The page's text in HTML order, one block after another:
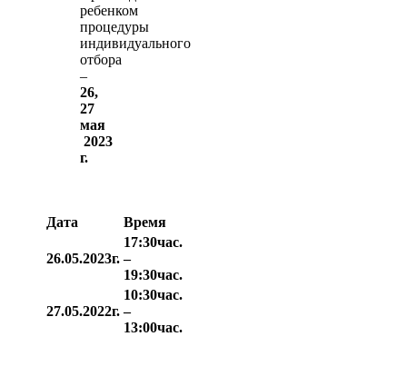
ребенком
процедуры
индивидуального
отбора
–
26,
27
мая
2023
г.
Дата Время
26.05.2023г.
17:30час.
–
19:30час.
27.05.2022г.
10:30час.
–
13:00час.